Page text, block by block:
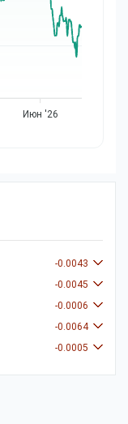
Июн '26
-0.0043
-0.0045
-0.0006
-0.0064
-0.0005